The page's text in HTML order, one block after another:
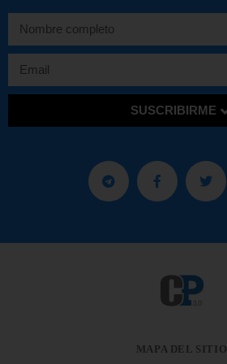
SUSCRIBIRME
MAPA DEL SITIO